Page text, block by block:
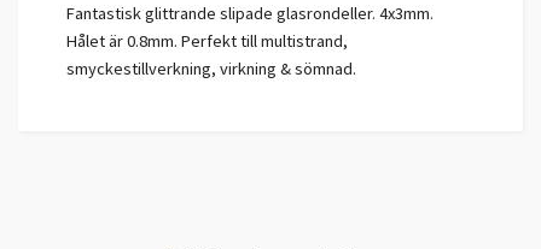
Fantastisk glittrande slipade glasrondeller. 4x3mm.
Hålet är 0.8mm. Perfekt till multistrand,
smyckestillverkning, virkning & sömnad.